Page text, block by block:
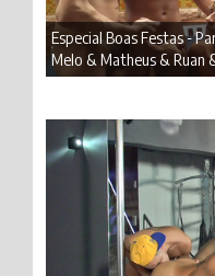
Especial Boas Festas -
Melo & Matheus & Ruan